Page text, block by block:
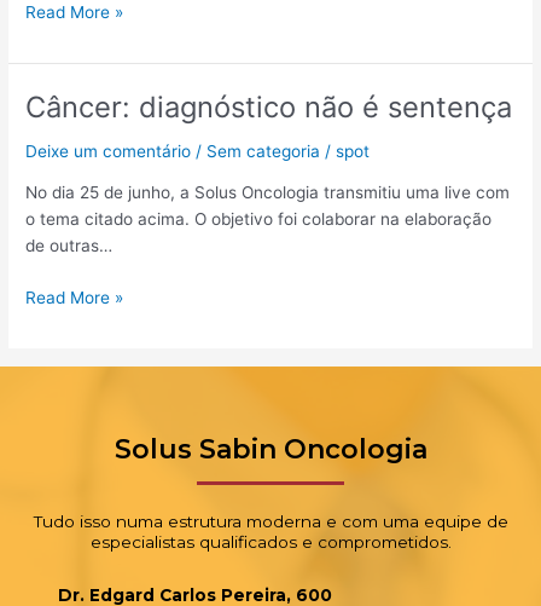
Read More »
Câncer: diagnóstico não é sentença
Deixe um comentário / Sem categoria /spot
No dia 25 de junho, a Solus Oncologia transmitiu uma live com
o tema citado acima. O objetivo foi colaborar na elaboração
de outras…
Câncer:
não
sentença
Read More »
Solus Sabin Oncologia
Tudo isso numa estrutura moderna e com uma equipe de
especialistas qualificados e comprometidos.
Dr. Edgard Carlos Pereira, 600